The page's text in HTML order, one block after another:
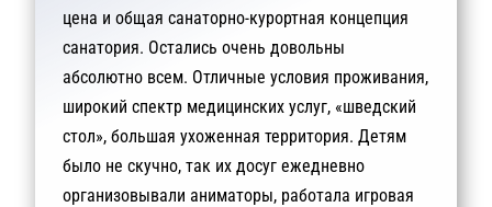
цена и общая санаторно-курортная концепция
санатория. Остались очень довольны
абсолютно всем. Отличные условия проживания,
широкий спектр медицинских услуг, «шведский
стол», большая ухоженная территория. Детям
было не скучно, так их досуг ежедневно
организовывали аниматоры, работала игровая